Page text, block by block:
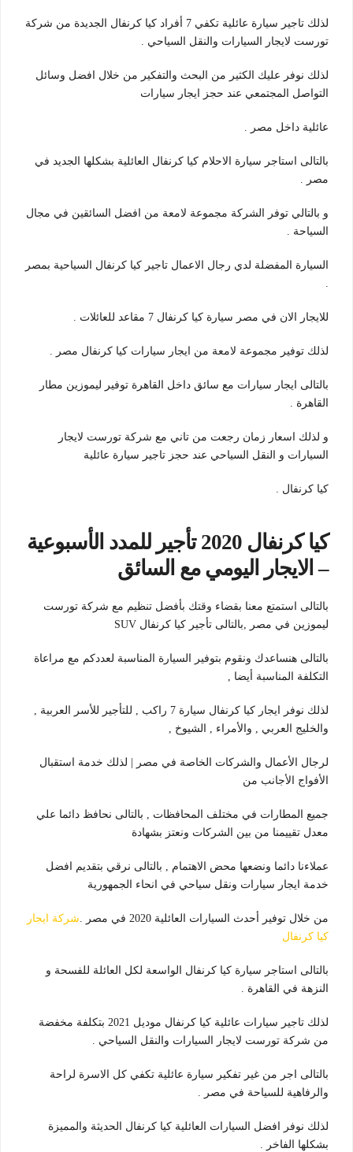
لذلك تاجير سيارة عائلية تكفي 7 أفراد كيا كرنفال الجديدة من شركة
تورست لايجار السيارات والنقل السياحي .
لذلك نوفر عليك الكثير من البحث والتفكير من خلال افضل وسائل
التواصل المجتمعي عند حجز ايجار سيارات
عائلية داخل مصر .
بالتالى استاجر سيارة الاحلام كيا كرنفال العائلية بشكلها الجديد في
مصر .
و بالتالي توفر الشركة مجموعة لامعة من افضل السائقين في مجال
السياحة .
السيارة المفضلة لدي رجال الاعمال تاجير كيا كرنفال السياحية بمصر
.
للايجار الان في مصر سيارة كيا كرنفال 7 مقاعد للعائلات .
لذلك توفير مجموعة لامعة من ايجار سيارات كيا كرنفال مصر .
بالتالى ايجار سيارات مع سائق داخل القاهرة توفير ليموزين مطار
القاهرة .
و لذلك اسعار زمان رجعت من تاني مع شركة تورست لايجار
السيارات و النقل السياحي عند حجز تاجير سيارة عائلية
كيا كرنفال .
كيا كرنفال 2020 تأجير للمدد الأسبوعية
– الايجار اليومي مع السائق
بالتالى استمتع معنا بقضاء وقتك بأفضل تنظيم مع شركة تورست
ليموزين في مصر ,بالتالى تأجير كيا كرنفال SUV
بالتالى هنساعدك ونقوم بتوفير السيارة المناسبة لعددكم مع مراعاة
التكلفة المناسبة أيضا ,
لذلك نوفر ايجار كيا كرنفال سيارة 7 راكب , للتأجير للأسر العربية ,
والخليج العربي , والأمراء , الشيوخ ,
لرجال الأعمال والشركات الخاصة في مصر | لذلك خدمة استقبال
الأفواج الأجانب من
جميع المطارات في مختلف المحافظات , بالتالى نحافظ دائما علي
معدل تقييمنا من بين الشركات ونعتز بشهادة
عملاءنا دائما ونضعها محض الاهتمام , بالتالى نرقي بتقديم افضل
خدمة ايجار سيارات ونقل سياحي في انحاء الجمهورية
من خلال توفير أحدث السيارات العائلية 2020 في مصر .
شركة ايجار
كيا كرنفال
بالتالى استاجر سيارة كيا كرنفال الواسعة لكل العائلة للفسحة و
النزهة في القاهرة .
لذلك تاجير سيارات عائلية كيا كرنفال موديل 2021 بتكلفة مخفضة
من شركة تورست لايجار السيارات والنقل السياحي .
بالتالى اجر من غير تفكير سيارة عائلية تكفي كل الاسرة لراحة
والرفاهية للسياحة في مصر .
لذلك نوفر افضل السيارات العائلية كيا كرنفال الحديثة والمميزة
بشكلها الفاخر .